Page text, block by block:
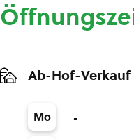
Ab-Hof-Verkauf
Mo -